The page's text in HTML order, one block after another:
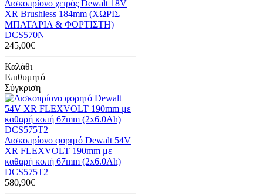
Δισκοπρίονο χειρός Dewalt 18V
XR Brushless 184mm (ΧΩΡΙΣ
ΜΠΑΤΑΡΙΑ & ΦΟΡΤΙΣΤΗ)
DCS570N
245,00€
Καλάθι
Επιθυμητό
Σύγκριση
Δισκοπρίονο φορητό Dewalt 54V
XR FLEXVOLT 190mm με
καθαρή κοπή 67mm (2x6.0Ah)
DCS575T2
580,90€